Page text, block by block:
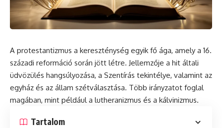
A protestantizmus a kereszténység egyik fő ága, amely a 16.
századi reformáció során jött létre. Jellemzője a hit általi
üdvözülés hangsúlyozása, a Szentírás tekintélye, valamint az
egyház és az állam szétválasztása. Több irányzatot foglal
magában, mint például a lutheranizmus és a kálvinizmus.
Tartalom